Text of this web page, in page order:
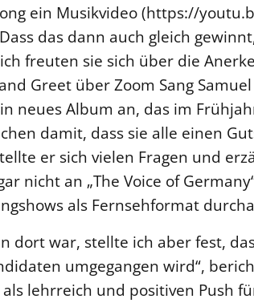
ein Musikvideo (https://
das dann auch gleich
freuten sie sich über die
Greet über Zoom Sang
neues Album an, das im
damit, dass sie alle einen
er sich vielen Fragen und
nicht an „The Voice of
als Fernsehformat
dort war, stellte ich aber fest,
umgegangen wird“,
lehrreich und positiven Push